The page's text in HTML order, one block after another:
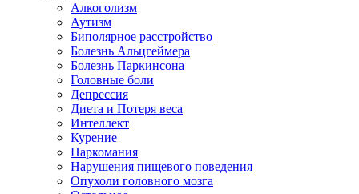
Алкоголизм
Аутизм
Биполярное расстройство
Болезнь Альцгеймера
Болезнь Паркинсона
Головные боли
Депрессия
Диета и Потеря веса
Интеллект
Курение
Наркомания
Нарушения пищевого поведения
Опухоли головного мозга